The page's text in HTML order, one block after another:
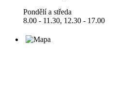
Pondělí a středa
8.00 - 11.30, 12.30 - 17.00